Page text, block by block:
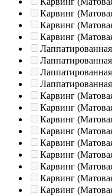
Карвинг
Карвинг
Карвинг
Карвинг
Карвинг
Карвинг
Карвинг
Карвинг
Карвинг
Карвинг
Карвинг
Карвинг